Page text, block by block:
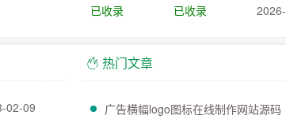
已收录 已收录
02-09
热门文章
广告横幅logo图标在线制作网站源码